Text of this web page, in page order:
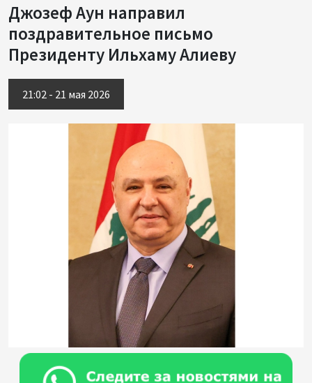
Джозеф Аун направил
поздравительное письмо
Президенту Ильхаму Алиеву
21:02 - 21 мая 2026